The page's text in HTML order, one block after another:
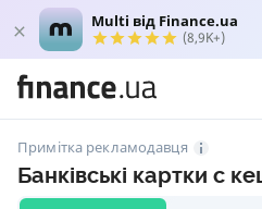
Multi від Finance.ua
(8,9K+)
Примітка рекламодавця
Банківські картки c